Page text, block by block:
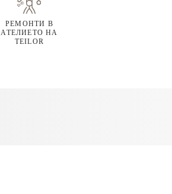
РЕМОНТИ В
АТЕЛИЕТО НА
TEILOR